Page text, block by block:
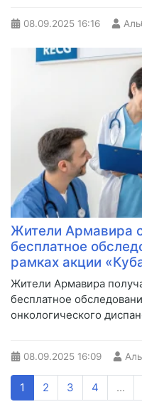
08.09.2025 16:16
Жители Армавира
бесплатное
рамках акции
Жители Армавира
бесплатное
онкологического
08.09.2025 16:09
1 2 3 4 ...